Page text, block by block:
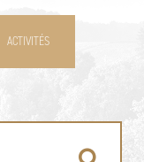
ACTIVITÉS